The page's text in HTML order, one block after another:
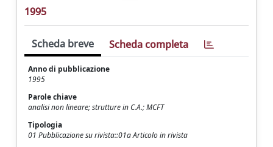
1995
Scheda breve Scheda completa
Anno di pubblicazione
1995
Parole chiave
analisi non lineare; strutture in C.A.; MCFT
Tipologia
01 Pubblicazione su rivista::01a Articolo in rivista